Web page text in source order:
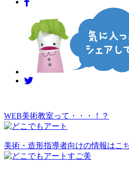
WEB美術教室って・・・！？
美術・造形指導者向けの情報はこ